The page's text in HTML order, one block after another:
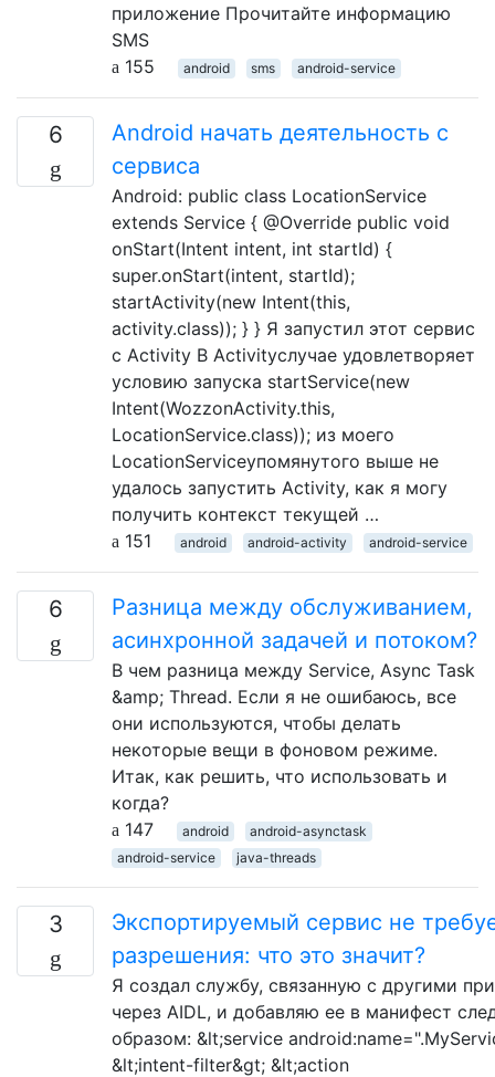
приложение Прочитайте информацию
SMS
155
android sms android-service
6
Android начать деятельность с
сервиса
Android: public class LocationService
extends Service { @Override public void
onStart(Intent intent, int startId) {
super.onStart(intent, startId);
startActivity(new Intent(this,
activity.class)); } } Я запустил этот сервис
с Activity В Activityслучае удовлетворяет
условию запуска startService(new
Intent(WozzonActivity.this,
LocationService.class)); из моего
LocationServiceупомянутого выше не
удалось запустить Activity, как я могу
получить контекст текущей …
151
android android-activity android-service
6
Разница между обслуживанием,
асинхронной задачей и потоком?
В чем разница между Service, Async Task
&amp; Thread. Если я не ошибаюсь, все
они используются, чтобы делать
некоторые вещи в фоновом режиме.
Итак, как решить, что использовать и
когда?
147
android
android-asynctask
android-service
java-threads
3
Экспортируемый сервис не
разрешения: что это значит?
Я создал службу, связанную с другими
через AIDL, и добавляю ее в манифест
образом: &lt;service
&lt;intent-filter&gt; &lt;action